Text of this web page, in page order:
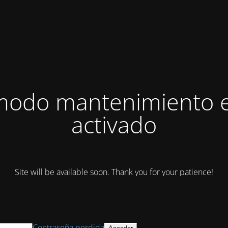
mantenimiento
activado
Site will be available soon. Thank you for your patience!